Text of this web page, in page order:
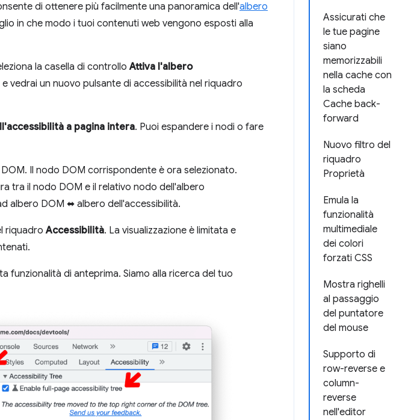
Assicurati che
le tue pagine
siano
memorizzabili
nella cache con
la scheda
Cache back-
forward
Nuovo filtro del
riquadro
Proprietà
Emula la
funzionalità
multimediale
dei colori
forzati CSS
Mostra righelli
al passaggio
del puntatore
del mouse
Supporto di
row-reverse e
column-
reverse
nell'editor
di ottenere più facilmente una panoramica dell'albero
in che modo i tuoi contenuti web vengono esposti alla
la casella di controlloAttiva l'albero
vedrai un nuovo pulsante di accessibilità nel riquadro
a pagina intera. Puoi espandere i nodi o fare
Il nodo DOM corrispondente è ora selezionato.
tra il nodo DOM e il relativo nodo dell'albero
albero DOM ⬌ albero dell'accessibilità.
riquadroAccessibilità. La visualizzazione è limitata e
funzionalità di anteprima. Siamo alla ricerca del tuo